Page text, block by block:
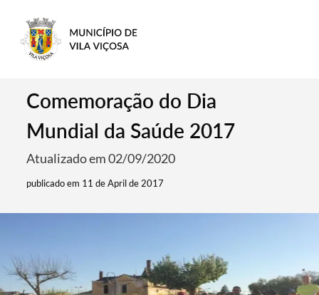
Comemoração do Dia
Mundial da Saúde 2017
Atualizado em 02/09/2020
publicado em 11 de April de 2017